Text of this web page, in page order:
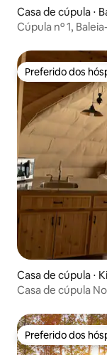
Casa de cúpula ⋅
Cúpula nº 1,
Preferido dos
Preferido dos
Casa de cúpula ⋅
Casa de cúpula
Preferido dos
Preferido dos